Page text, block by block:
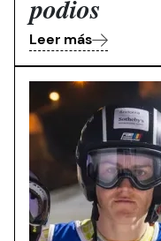
podios
Leer más